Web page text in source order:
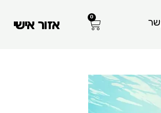
0עגלת
קניותאזור אישי